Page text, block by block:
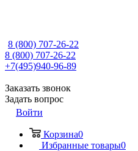
8 (800) 707-26-22
8 (800) 707-26-22
+7(495)940-96-89
Заказать звонок
Задать вопрос
Войти
Корзина0
Избранные товары0